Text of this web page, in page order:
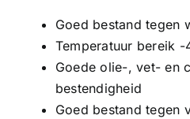
Goed bestand tegen
Temperatuur bereik -
Goede olie-, vet- en
bestendigheid
Goed bestand tegen